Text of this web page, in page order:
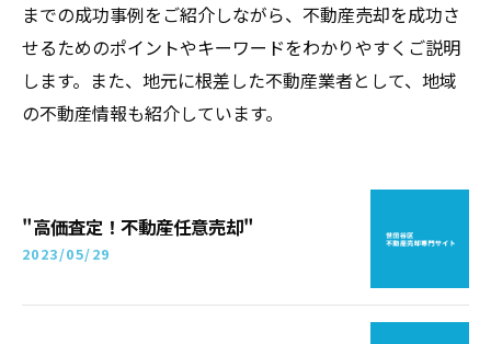
までの成功事例をご紹介しながら、不動産売却を成功さ
せるためのポイントやキーワードをわかりやすくご説明
します。また、地元に根差した不動産業者として、地域
の不動産情報も紹介しています。
"高価査定！不動産任意売却"
2023/05/29